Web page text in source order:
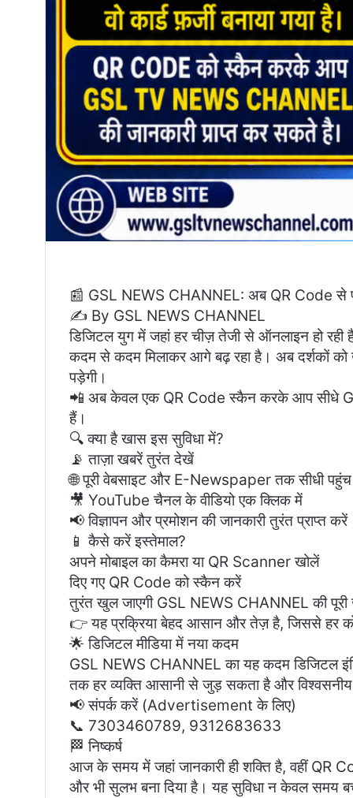
📰 GSL NEWS CHANNEL: अब QR Code से
✍️ By GSL NEWS CHANNEL
डिजिटल युग में जहां हर चीज़ तेजी से ऑनलाइन हो
कदम से कदम मिलाकर आगे बढ़ रहा है। अब दर्शकों को
पड़ेगी।
📲 अब केवल एक QR Code स्कैन करके आप सीधे
हैं।
🔍 क्या है खास इस सुविधा में?
📡 ताज़ा खबरें तुरंत देखें
🌐 पूरी वेबसाइट और E-Newspaper तक सीधी पहुंच
🎥 YouTube चैनल के वीडियो एक क्लिक में
📢 विज्ञापन और प्रमोशन की जानकारी तुरंत प्राप्त करें
📱 कैसे करें इस्तेमाल?
अपने मोबाइल का कैमरा या QR Scanner खोलें
दिए गए QR Code को स्कैन करें
तुरंत खुल जाएगी GSL NEWS CHANNEL की पूरी
👉 यह प्रक्रिया बेहद आसान और तेज़ है, जिससे हर
🌟 डिजिटल मीडिया में नया कदम
GSL NEWS CHANNEL का यह कदम डिजिटल
तक हर व्यक्ति आसानी से जुड़ सकता है और
📢 संपर्क करें (Advertisement के लिए)
📞 7303460789, 9312683633
🏁 निष्कर्ष
आज के समय में जहां जानकारी ही शक्ति है, वहीं QR
और भी सुलभ बना दिया है। यह सुविधा न केवल समय